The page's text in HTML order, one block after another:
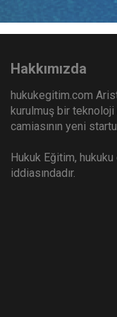
Özel Hukuk Anabilim
Hakkımızda
hukukegitim.com
kurulmuş bir teknoloji
camiasının yeni
Hukuk Eğitim,
iddiasındadır.